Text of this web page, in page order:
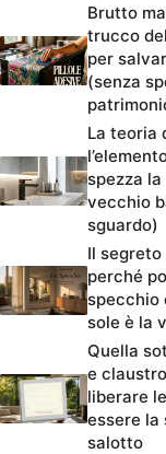
Brutto
trucco
per
(senza
La teoria
spezza
vecchio
sguardo)
Il segreto
perché
specchio
sole è la
Quella
e
liberare
essere la
salotto